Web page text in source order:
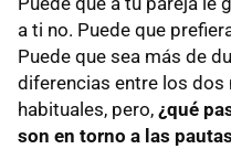
a ti no. Puede que
Puede que sea más de
diferencias entre los
habituales, pero, ¿qué
son en torno a las